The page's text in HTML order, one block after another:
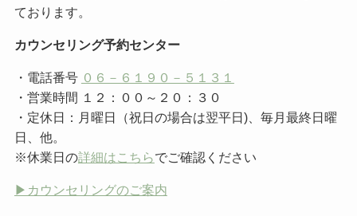
ております。
カウンセリング予約センター
・電話番号 ０６－６１９０－５１３１
・営業時間 １２：００～２０：３０
・定休日：月曜日（祝日の場合は翌平日)、毎月最終日曜
日、他。
※休業日の詳細はこちらでご確認ください
▶︎カウンセリングのご案内